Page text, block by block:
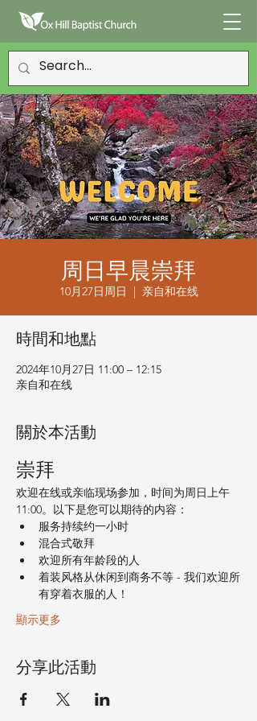
周日早晨崇拜
10月27日周日
  |
亲自和在线
時間和地點
2024年10月27日 11:00 – 12:15
亲自和在线
關於本活動
崇拜
欢迎在线或亲临现场参加，时间为周日上午
11:00。以下是您可以期待的内容：
服务持续约一小时
混合式敬拜
欢迎所有年龄段的人
着装风格从休闲到商务不等 - 我们欢迎所
有穿着衣服的人！
顯示更多
分享此活動